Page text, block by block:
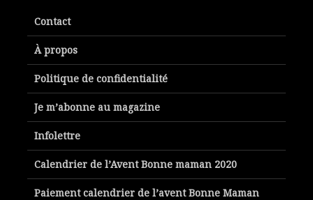
Contact
À propos
Politique de confidentialité
Je m’abonne au magazine
Infolettre
Calendrier de l’Avent Bonne maman 2020
Paiement calendrier de l’avent Bonne Maman